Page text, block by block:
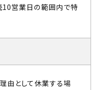
10営業日の範囲内で特
由として休業する場